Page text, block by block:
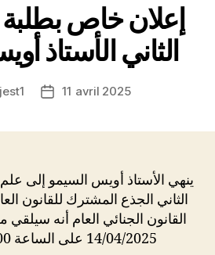
إعلان خاص
الثاني الأستاذ
Date11 avril 2025
ينهي الأستاذ أويس السيمو إلى
القانون الجنائي العام أنه سيلقي
14/04/2025 على الساعة 12:00 بالقاعة 3